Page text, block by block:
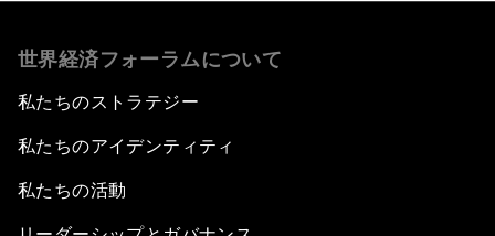
世界経済フォーラムについて
私たちのストラテジー
私たちのアイデンティティ
私たちの活動